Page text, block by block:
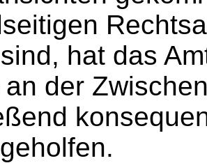
hat das
der